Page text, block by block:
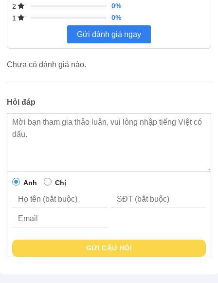
2
0%
1
0%
Gửi đánh giá ngay
Chưa có đánh giá nào.
Hỏi đáp
Anh Chị
GỬI CÂU HỎI